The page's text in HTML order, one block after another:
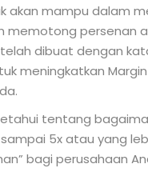
akan mampu dalam
memotong persenan
dibuat dengan
meningkatkan
tentang
5x atau yang
bagi perusahaan